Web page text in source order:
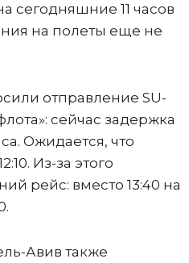
сегодняшние 11 часов
на полеты еще не
отправление SU-
сейчас задержка
Ожидается, что
Из-за этого
рейс: вместо 13:40 на
Авив также